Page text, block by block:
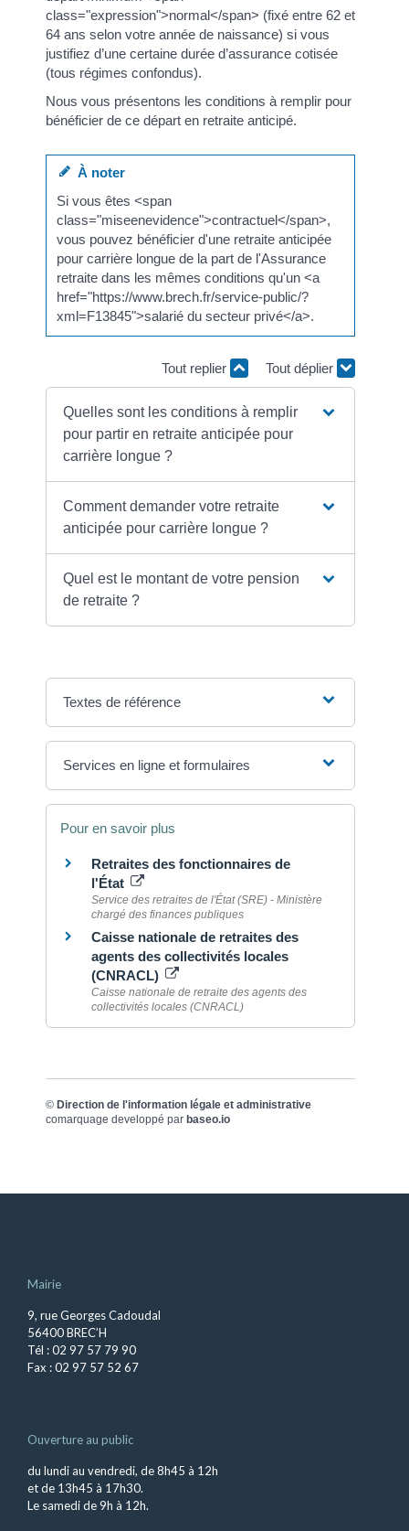
class="expression">normal</span> (fixé entre 62 et
64 ans selon votre année de naissance) si vous
justifiez d’une certaine durée d’assurance cotisée
(tous régimes confondus).
Nous vous présentons les conditions à remplir pour
bénéficier de ce départ en retraite anticipé.
À noter
Si vous êtes <span
class="miseenevidence">contractuel</span>,
vous pouvez bénéficier d'une retraite anticipée
pour carrière longue de la part de l'Assurance
retraite dans les mêmes conditions qu'un <a
href="https://www.brech.fr/service-public/?
xml=F13845">salarié du secteur privé</a>.
Tout replier Tout déplier
Quelles sont les conditions à remplir
pour partir en retraite anticipée pour
carrière longue ?
Comment demander votre retraite
anticipée pour carrière longue ?
Quel est le montant de votre pension
de retraite ?
Textes de référence
Services en ligne et formulaires
Pour en savoir plus
Retraites des fonctionnaires de
l'État
Service des retraites de l'État (SRE) - Ministère
chargé des finances publiques
Caisse nationale de retraites des
agents des collectivités locales
(CNRACL)
Caisse nationale de retraite des agents des
collectivités locales (CNRACL)
© Direction de l'information légale et administrative
comarquage developpé par baseo.io
Mairie
9, rue Georges Cadoudal
56400 BREC’H
Tél : 02 97 57 79 90
Fax : 02 97 57 52 67
Ouverture au public
du lundi au vendredi, de 8h45 à 12h
et de 13h45 à 17h30.
Le samedi de 9h à 12h.